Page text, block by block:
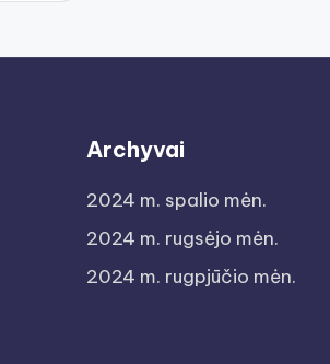
Archyvai
2024 m. spalio mėn.
2024 m. rugsėjo mėn.
2024 m. rugpjūčio mėn.